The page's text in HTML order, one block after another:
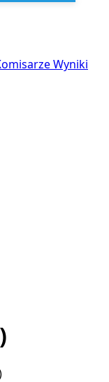
Wyniki